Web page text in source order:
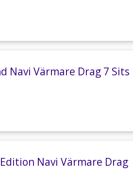
Navi Värmare Drag 7 Sits
Navi Värmare Drag